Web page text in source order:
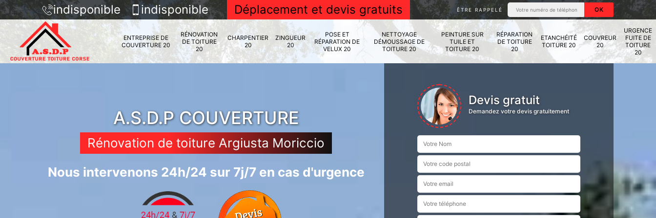
indisponible indisponible Déplacement et devis gratuits ÊTRE RAPPELÉ
ENTREPRISE DE
COUVERTURE 20
RÉNOVATION
DE TOITURE
20
CHARPENTIER
20
ZINGUEUR
20
POSE ET
RÉPARATION DE
VELUX 20
NETTOYAGE
DÉMOUSSAGE DE
TOITURE 20
PEINTURE SUR
TUILE ET
TOITURE 20
RÉPARATION
DE TOITURE
20
ETANCHÉITÉ
TOITURE 20
COUVREUR
20
URGENCE
FUITE DE
TOITURE
20
A.S.D.P COUVERTURE
Rénovation de toiture Argiusta Moriccio
Nous intervenons 24h/24 sur 7j/7 en cas d'urgence
Devis gratuit
Demandez votre devis gratuitement